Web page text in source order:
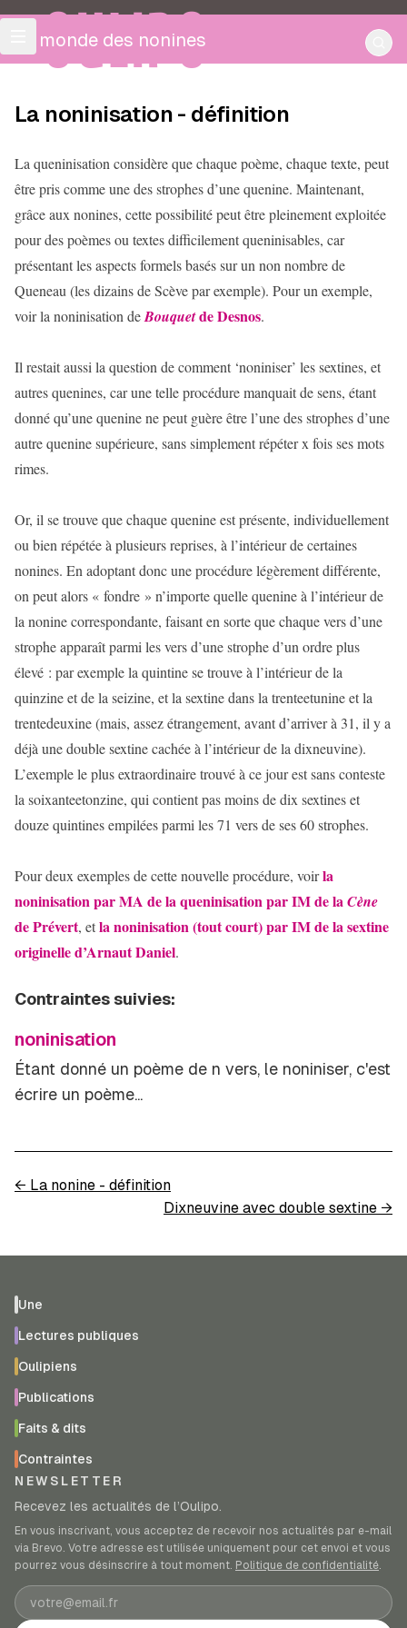
OULIPO
Le monde des nonines
La noninisation - définition
La queninisation considère que chaque poème, chaque texte, peut
être pris comme une des strophes d’une quenine. Maintenant,
grâce aux nonines, cette possibilité peut être pleinement exploitée
pour des poèmes ou textes difficilement queninisables, car
présentant les aspects formels basés sur un non nombre de
Queneau (les dizains de Scève par exemple). Pour un exemple,
voir la noninisation deBouquetde Desnos.
Il restait aussi la question de comment ‘noniniser’ les sextines, et
autres quenines, car une telle procédure manquait de sens, étant
donné qu’une quenine ne peut guère être l’une des strophes d’une
autre quenine supérieure, sans simplement répéter x fois ses mots
rimes.
Or, il se trouve que chaque quenine est présente, individuellement
ou bien répétée à plusieurs reprises, à l’intérieur de certaines
nonines. En adoptant donc une procédure légèrement différente,
on peut alors « fondre » n’importe quelle quenine à l’intérieur de
la nonine correspondante, faisant en sorte que chaque vers d’une
strophe apparaît parmi les vers d’une strophe d’un ordre plus
élevé : par exemple la quintine se trouve à l’intérieur de la
quinzine et de la seizine, et la sextine dans la trenteetunine et la
trentedeuxine (mais, assez étrangement, avant d’arriver à 31, il y a
déjà une double sextine cachée à l’intérieur de la dixneuvine).
L’exemple le plus extraordinaire trouvé à ce jour est sans conteste
la soixanteetonzine, qui contient pas moins de dix sextines et
douze quintines empilées parmi les 71 vers de ses 60 strophes.
Pour deux exemples de cette nouvelle procédure, voirla
noninisation par MA de la queninisation par IM de laCène
de Prévert, etla noninisation (tout court) par IM de la sextine
originelle d’Arnaut Daniel.
Contraintes suivies:
noninisation
Étant donné un poème de n vers, le noniniser, c'est
écrire un poème...
← La nonine - définition
Dixneuvine avec double sextine →
Une
Lectures publiques
Oulipiens
Publications
Faits & dits
Contraintes
NEWSLETTER
Recevez les actualités de l’Oulipo.
En vous inscrivant, vous acceptez de recevoir nos actualités par e-mail
via Brevo. Votre adresse est utilisée uniquement pour cet envoi et vous
pourrez vous désinscrire à tout moment. Politique de confidentialité.
Adresse e-mail